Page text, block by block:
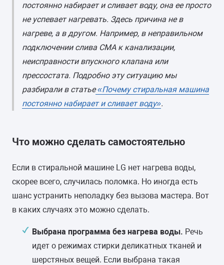
постоянно набирает и сливает воду, она ее просто
не успевает нагревать. Здесь причина не в
нагреве, а в другом. Например, в неправильном
подключении слива СМА к канализации,
неисправности впускного клапана или
прессостата. Подробно эту ситуацию мы
разбирали в статье«Почему стиральная машина
постоянно набирает и сливает воду».
Что можно сделать самостоятельно
Если в стиральной машине LG нет нагрева воды,
скорее всего, случилась поломка. Но иногда есть
шанс устранить неполадку без вызова мастера. Вот
в каких случаях это можно сделать.
Выбрана программа без нагрева воды. Речь
идет о режимах стирки деликатных тканей и
шерстяных вещей. Если выбрана такая